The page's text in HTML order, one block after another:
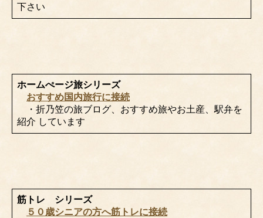
下さい
ホームぺージ旅シリーズ
おすすめ国内旅行に接続
・折乃笠の旅ブログ、おすすめ旅やお土産、駅弁を
紹介 しています
筋トレ シリーズ
５０歳シニアの方へ筋トレに接続